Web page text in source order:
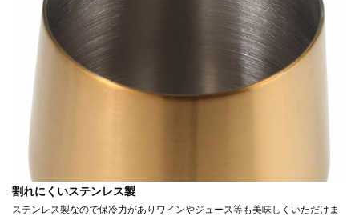
割れにくいステンレス製
ステンレス製なので保冷力がありワインやジュース等も美味しくいただけま